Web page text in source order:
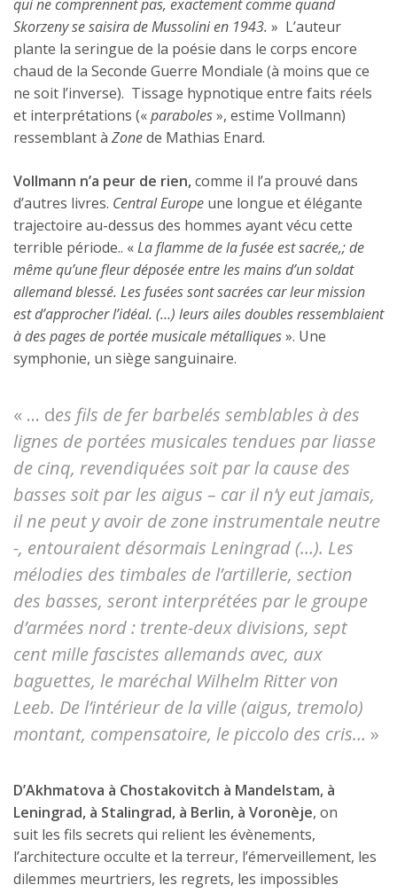
qui ne comprennent pas, exactement comme quand
Skorzeny se saisira de Mussolini en 1943. » L’auteur
plante la seringue de la poésie dans le corps encore
chaud de la Seconde Guerre Mondiale (à moins que ce
ne soit l’inverse). Tissage hypnotique entre faits réels
et interprétations («paraboles», estime Vollmann)
ressemblant à Zonede Mathias Enard.
Vollmann n’a peur de rien,comme il l’a prouvé dans
d’autres livres. Central Europe une longue et élégante
trajectoire au-dessus des hommes ayant vécu cette
terrible période.. «La flamme de la fusée est sacrée,; de
même qu’une fleur déposée entre les mains d’un soldat
allemand blessé. Les fusées sont sacrées car leur mission
est d’approcher l’idéal. (…) leurs ailes doubles ressemblaient
à des pages de portée musicale métalliques». Une
symphonie, un siège sanguinaire.
« … des fils de fer barbelés semblables à des
lignes de portées musicales tendues par liasse
de cinq, revendiquées soit par la cause des
basses soit par les aigus – car il n’y eut jamais,
il ne peut y avoir de zone instrumentale neutre
-, entouraient désormais Leningrad (…). Les
mélodies des timbales de l’artillerie, section
des basses, seront interprétées par le groupe
d’armées nord : trente-deux divisions, sept
cent mille fascistes allemands avec, aux
baguettes, le maréchal Wilhelm Ritter von
Leeb. De l’intérieur de la ville (aigus, tremolo)
montant, compensatoire, le piccolo des cris… »
D’Akhmatova à Chostakovitch à Mandelstam, à
Leningrad, à Stalingrad, à Berlin, à Voronèje, on
suit les fils secrets qui relient les évènements,
l’architecture occulte et la terreur, l’émerveillement, les
dilemmes meurtriers, les regrets, les impossibles